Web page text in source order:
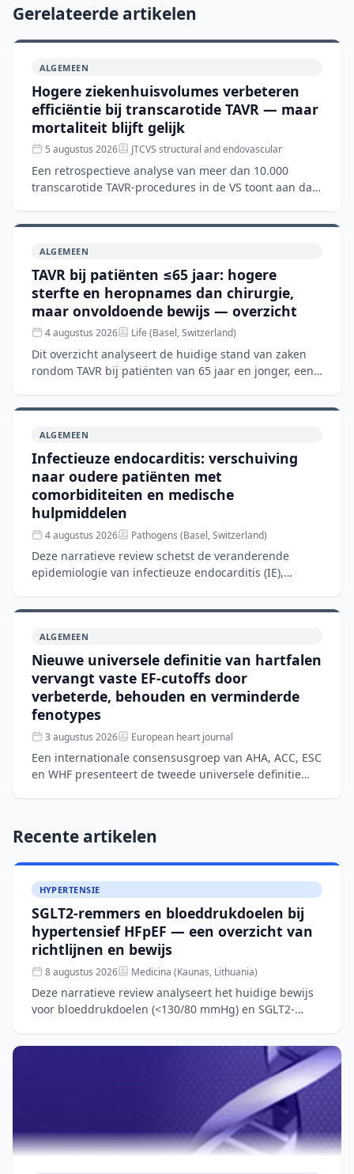
Gerelateerde artikelen
ALGEMEEN
Hogere ziekenhuisvolumes verbeteren
efficiëntie bij transcarotide TAVR — maar
mortaliteit blijft gelijk
5 augustus 2026 JTCVS structural and endovascular
Een retrospectieve analyse van meer dan 10.000
transcarotide TAVR-procedures in de VS toont aan dat
ALGEMEEN
TAVR bij patiënten ≤65 jaar: hogere
sterfte en heropnames dan chirurgie,
maar onvoldoende bewijs — overzicht
4 augustus 2026 Life (Basel, Switzerland)
Dit overzicht analyseert de huidige stand van zaken
rondom TAVR bij patiënten van 65 jaar en jonger, een
ALGEMEEN
Infectieuze endocarditis: verschuiving
naar oudere patiënten met
comorbiditeiten en medische
hulpmiddelen
4 augustus 2026 Pathogens (Basel, Switzerland)
Deze narratieve review schetst de veranderende
epidemiologie van infectieuze endocarditis (IE),
met aangeb
ALGEMEEN
Nieuwe universele definitie van hartfalen
vervangt vaste EF-cutoffs door
verbeterde, behouden en verminderde
fenotypes
3 augustus 2026 European heart journal
Een internationale consensusgroep van AHA, ACC, ESC
en WHF presenteert de tweede universele definitie
Recente artikelen
HYPERTENSIE
SGLT2-remmers en bloeddrukdoelen bij
hypertensief HFpEF — een overzicht van
richtlijnen en bewijs
8 augustus 2026 Medicina (Kaunas, Lithuania)
Deze narratieve review analyseert het huidige bewijs
voor bloeddrukdoelen (<130/80 mmHg) en SGLT2-
hartfalen met be